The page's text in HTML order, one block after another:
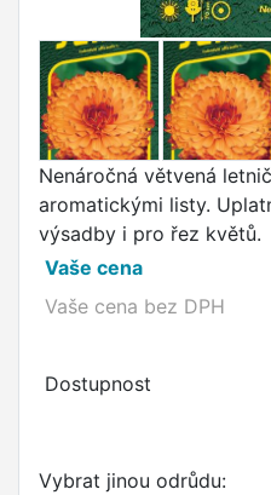
Nenáročná větvená
aromatickými listy.
výsadby i pro řez květů.
Vaše cena
Vaše cena bez DPH
Dostupnost
Vybrat jinou odrůdu: